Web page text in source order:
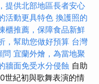
提供北部地區長者安心
活動更具特色 換護照的
櫃推薦，保障食品新鮮
，幫助您做好預算 台灣
問 宜蘭外燴，為當地聚
牆面免受水分侵蝕 自助
世紀初與歌舞表演的情